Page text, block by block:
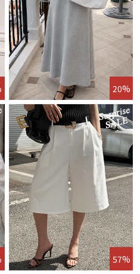
20%
57%